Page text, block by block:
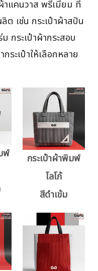
าแคนวาส พรีเมียม ที่
ต เช่น กระเป๋าผ้าสปัน
กระเป๋าผ้ากระสอบ
ะเป๋าให้เลือกหลาย
พ์
กระเป๋าผ้าพิมพ์
โลโก้
สีดำเข้ม